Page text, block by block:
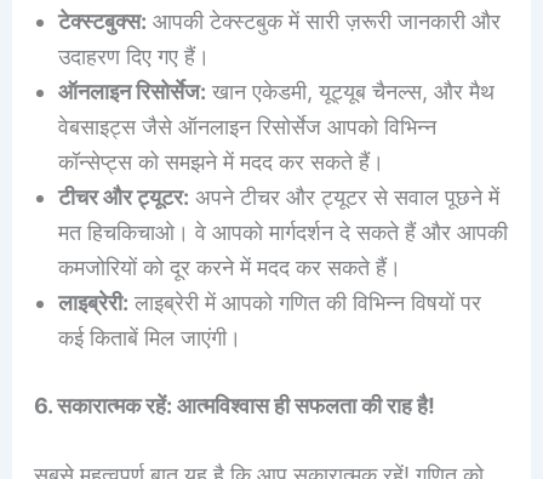
टेक्स्टबुक्स: आपकी टेक्स्टबुक में सारी ज़रूरी जानकारी और
उदाहरण दिए गए हैं।
ऑनलाइन रिसोर्सेज: खान एकेडमी, यूट्यूब चैनल्स, और मैथ
वेबसाइट्स जैसे ऑनलाइन रिसोर्सेज आपको विभिन्न
कॉन्सेप्ट्स को समझने में मदद कर सकते हैं।
टीचर और ट्यूटर: अपने टीचर और ट्यूटर से सवाल पूछने में
मत हिचकिचाओ। वे आपको मार्गदर्शन दे सकते हैं और आपकी
कमजोरियों को दूर करने में मदद कर सकते हैं।
लाइब्रेरी: लाइब्रेरी में आपको गणित की विभिन्न विषयों पर
कई किताबें मिल जाएंगी।
6. सकारात्मक रहें: आत्मविश्वास ही सफलता की राह है!